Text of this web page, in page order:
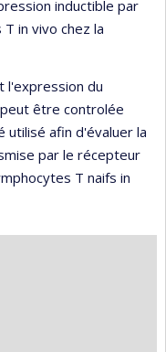
inductible par
in vivo chez la
l'expression du
être controlée
utilisé afin d'évaluer la
par le récepteur
T naifs in